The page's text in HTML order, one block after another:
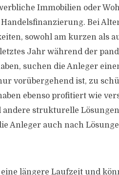
Immobilien oder
Bei
sowohl am kurzen als
Jahr während der
suchen die Anleger
vorübergehend ist, zu
ebenso profitiert wie
strukturelle
Anleger auch nach
längere Laufzeit und